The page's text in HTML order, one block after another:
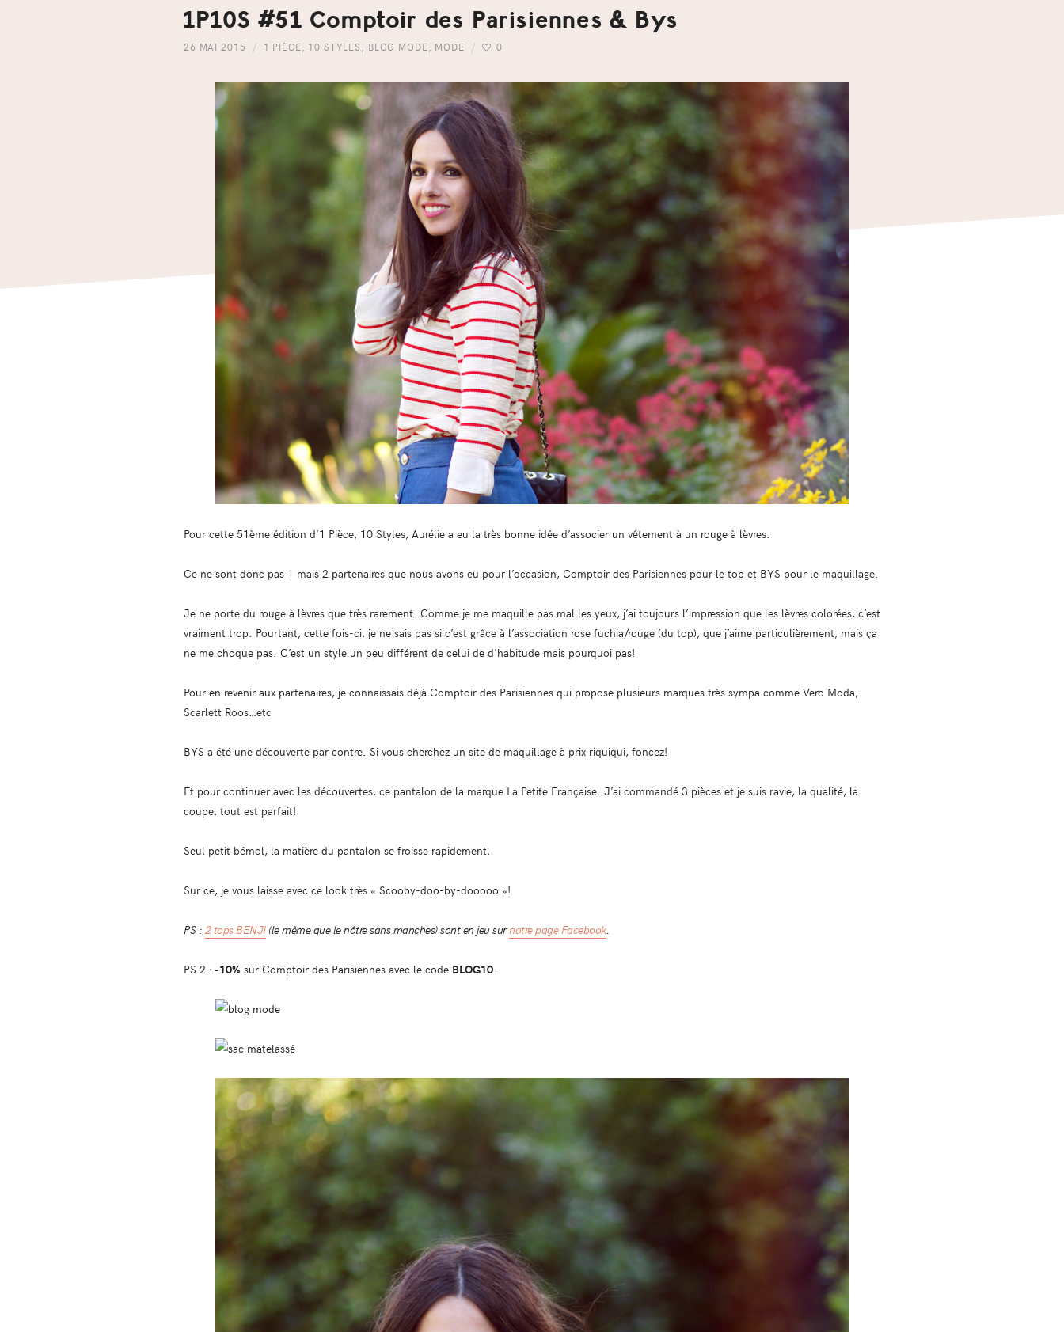
1P10S #51 Comptoir des Parisiennes & Bys
26 MAI 2015 1 PIÈCE 10 STYLES BLOG MODE MODE 0
Pour cette 51ème édition d’1 Pièce, 10 Styles, Aurélie a eu la très bonne idée d’associer un vêtement à un rouge à lèvres.
Ce ne sont donc pas 1 mais 2 partenaires que nous avons eu pour l’occasion, Comptoir des Parisiennes pour le top et BYS pour le maquillage.
Je ne porte du rouge à lèvres que très rarement. Comme je me maquille pas mal les yeux, j’ai toujours l’impression que les lèvres colorées, c’est
vraiment trop. Pourtant, cette fois-ci, je ne sais pas si c’est grâce à l’association rose fuchia/rouge (du top), que j’aime particulièrement, mais ça
ne me choque pas. C’est un style un peu différent de celui de d’habitude mais pourquoi pas!
Pour en revenir aux partenaires, je connaissais déjà Comptoir des Parisiennes qui propose plusieurs marques très sympa comme Vero Moda,
Scarlett Roos…etc
BYS a été une découverte par contre. Si vous cherchez un site de maquillage à prix riquiqui, foncez!
Et pour continuer avec les découvertes, ce pantalon de la marque La Petite Française. J’ai commandé 3 pièces et je suis ravie, la qualité, la
coupe, tout est parfait!
Seul petit bémol, la matière du pantalon se froisse rapidement.
Sur ce, je vous laisse avec ce look très « Scooby-doo-by-dooooo »!
PS : 2 tops BENJI(le même que le nôtre sans manches) sont en jeu surnotre page Facebook.
PS 2 : -10% sur Comptoir des Parisiennes avec le code BLOG10.